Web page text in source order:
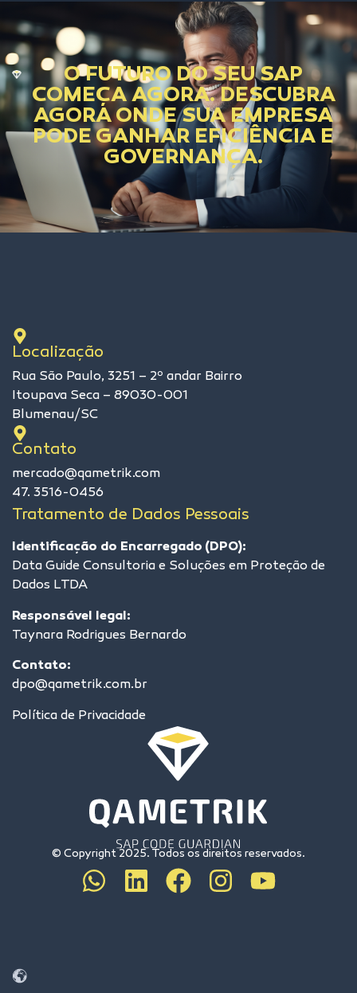
O FUTURO DO SEU SAP
COMEÇA AGORA. DESCUBRA
AGORA ONDE SUA EMPRESA
PODE GANHAR EFICIÊNCIA E
GOVERNANÇA.
© Copyright 2025. Todos os direitos reservados.
Localização
Rua São Paulo, 3251 – 2º andar Bairro
Itoupava Seca – 89030-001
Blumenau/SC
Contato
mercado@qametrik.com
47. 3516-0456
Tratamento de Dados Pessoais
Identificação do Encarregado (DPO):
Data Guide Consultoria e Soluções em Proteção de
Dados LTDA
Responsável legal:
Taynara Rodrigues Bernardo
Contato:
dpo@qametrik.com.br
Política de Privacidade